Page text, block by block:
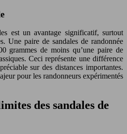
est un avantage significatif, surtout
Une paire de sandales de randonnée
grammes de moins qu’une paire de
Ceci représente une différence
sur des distances importantes.
pour les randonneurs expérimentés
des sandales de